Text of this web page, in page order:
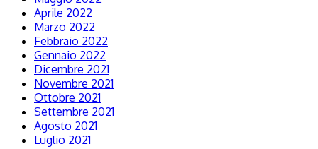
Aprile 2022
Marzo 2022
Febbraio 2022
Gennaio 2022
Dicembre 2021
Novembre 2021
Ottobre 2021
Settembre 2021
Agosto 2021
Luglio 2021